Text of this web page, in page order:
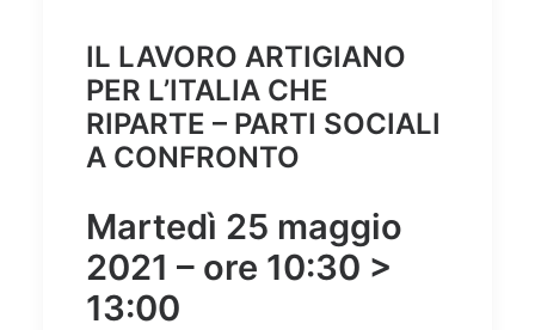
IL LAVORO ARTIGIANO
PER L’ITALIA CHE
RIPARTE – PARTI SOCIALI
A CONFRONTO
Martedì 25 maggio
2021 – ore 10:30 >
13:00